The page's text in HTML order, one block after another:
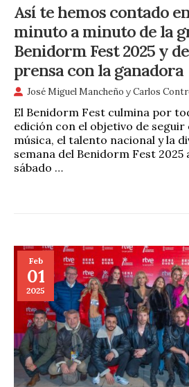
Así te hemos contado
minuto a minuto de la
Benidorm Fest 2025 y
prensa con la ganadora
José Miguel Mancheño yCarlos
El Benidorm Fest culmina por
edición con el objetivo de seguir
música, el talento nacional y la
semana del Benidorm Fest 2025
sábado …
Feb
01
2025